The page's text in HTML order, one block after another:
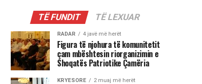
TË FUNDIT TË LEXUAR
RADAR 4 javë më herët
Figura të njohura të komunitetit
çam mbështesin riorganizimin e
Shoqatës Patriotike Çamëria
KRYESORE 2 muaj më herët